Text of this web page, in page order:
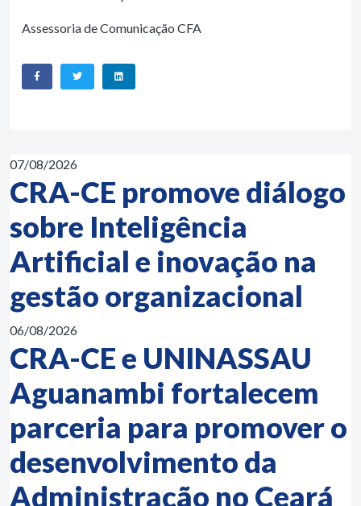
Assessoria de Comunicação CFA
07/08/2026
CRA-CE promove diálogo
sobre Inteligência
Artificial e inovação na
gestão organizacional
06/08/2026
CRA-CE e UNINASSAU
Aguanambi fortalecem
parceria para promover o
desenvolvimento da
Administração no Ceará